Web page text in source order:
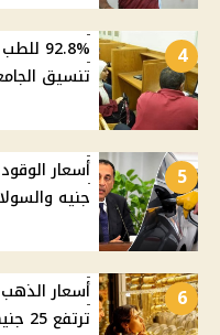
4
تنسيق الجامعات 2026 وأماكن
5
جنيه والسولار
6
ترتفع 25 جنيهًا وعيار 21 يسجل 6125 جنيهًا